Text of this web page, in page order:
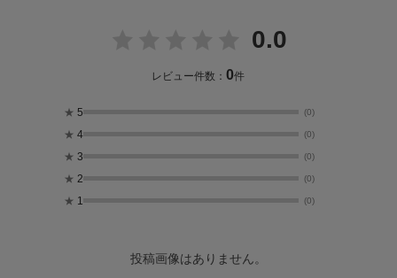
0.0
レビュー件数：0件
★ 5 (0)
★ 4 (0)
★ 3 (0)
★ 2 (0)
★ 1 (0)
投稿画像はありません。